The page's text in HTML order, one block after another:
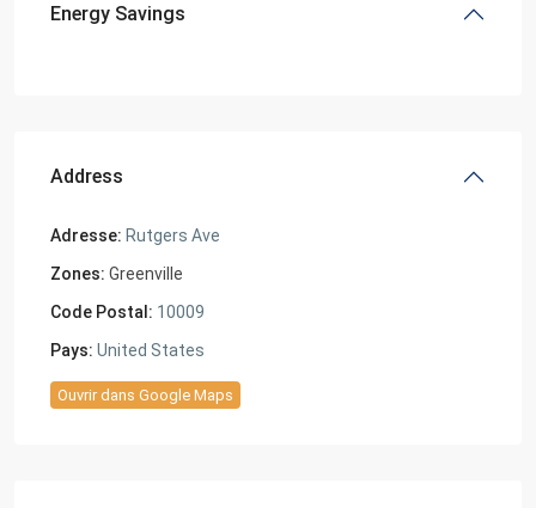
Energy Savings
Address
Adresse: Rutgers Ave
Zones: Greenville
Code Postal: 10009
Pays: United States
Ouvrir dans Google Maps